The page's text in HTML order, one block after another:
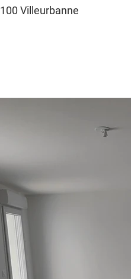
Villeurbanne